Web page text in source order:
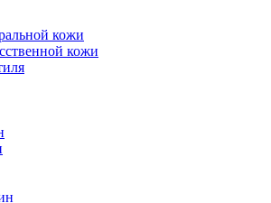
кожи
кожи